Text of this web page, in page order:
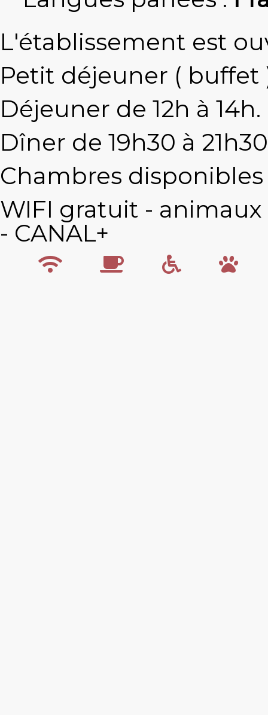
L'établissement est
Petit déjeuner ( buffet
Déjeuner de 12h à 14h.
Dîner de 19h30 à
Chambres disponibles
WIFI gratuit -
- CANAL+